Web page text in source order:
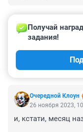
Гость
26 ноября 2023,
Да какие с
что смеётесь что
Очередной Клоун
Получай
задания!
26 ноября 2023,
и, кстати, месяц